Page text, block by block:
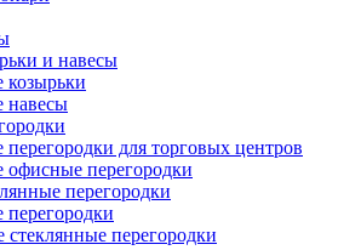
и навесы
козырьки
навесы
для торговых центров
офисные перегородки
перегородки
перегородки
перегородки